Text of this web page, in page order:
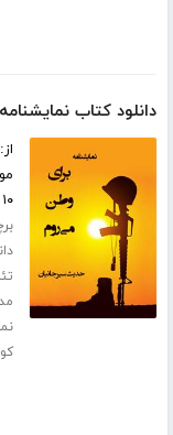
دانلود کتاب
۱۰ صفحه